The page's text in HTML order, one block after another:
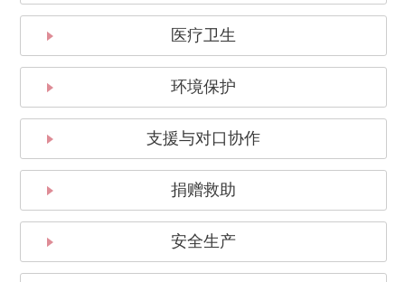
医疗卫生
环境保护
支援与对口协作
捐赠救助
安全生产